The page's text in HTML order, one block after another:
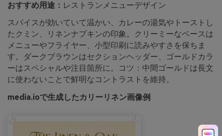
おすすめ用途： レストランメニューデザイン
スパイスが効いていて温かい、カレーの湯気やトーストし
たクミン、リネンナプキンの印象。クリーミーなベースは
メニューやフライヤー、小型印刷に読みやすさを保ちま
す。ダークブラウンはセクションヘッダー、ゴールドカラ
ーはスペシャルや注目箇所に。コツ：中間ゴールドは長文
に使わないことで鮮明なコントラストを維持。
media.ioで生成したカリーリネン画像例